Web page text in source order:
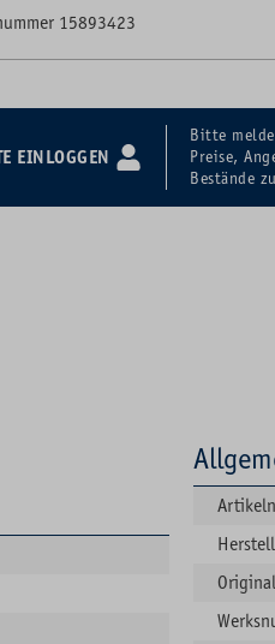
15893423
EINLOGGEN
Bitte
Preise,
Bestände